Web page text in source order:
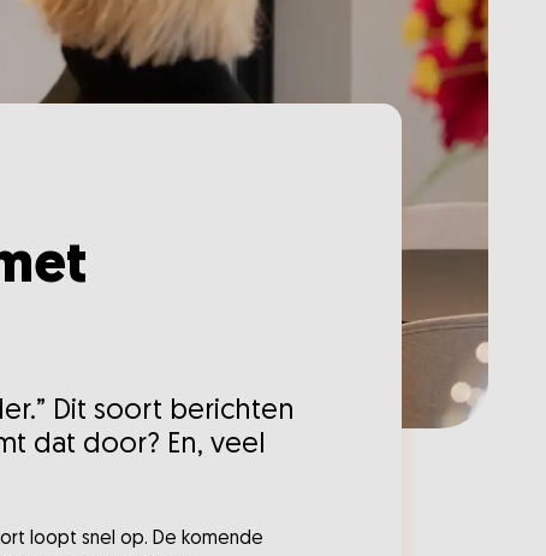
Dit soort berichten
dat door? En, veel
loopt snel op. De komende